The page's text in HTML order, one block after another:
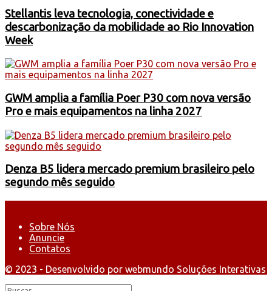
Stellantis leva tecnologia, conectividade e
descarbonização da mobilidade ao Rio Innovation
Week
GWM amplia a família Poer P30 com nova versão
Pro e mais equipamentos na linha 2027
Denza B5 lidera mercado premium brasileiro pelo
segundo mês seguido
Sobre Nós
Anuncie
Contatos
© 2023 - Desenvolvido por webmundo Soluções Interativas